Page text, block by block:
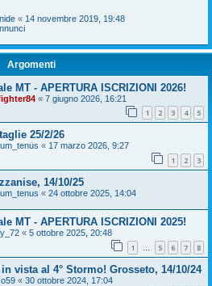
« 14 novembre 2019, 19:48
Argomenti
MT - APERTURA ISCRIZIONI 2026!
« 7 giugno 2026, 16:21
1 2 3 4 5
25/2/26
« 17 marzo 2026, 9:27
1 2 3
14/10/25
« 24 ottobre 2025, 14:04
MT - APERTURA ISCRIZIONI 2025!
« 5 ottobre 2025, 20:48
1 … 5 6 7 8
vista al 4° Stormo! Grosseto, 14/10/24
« 30 ottobre 2024, 17:04